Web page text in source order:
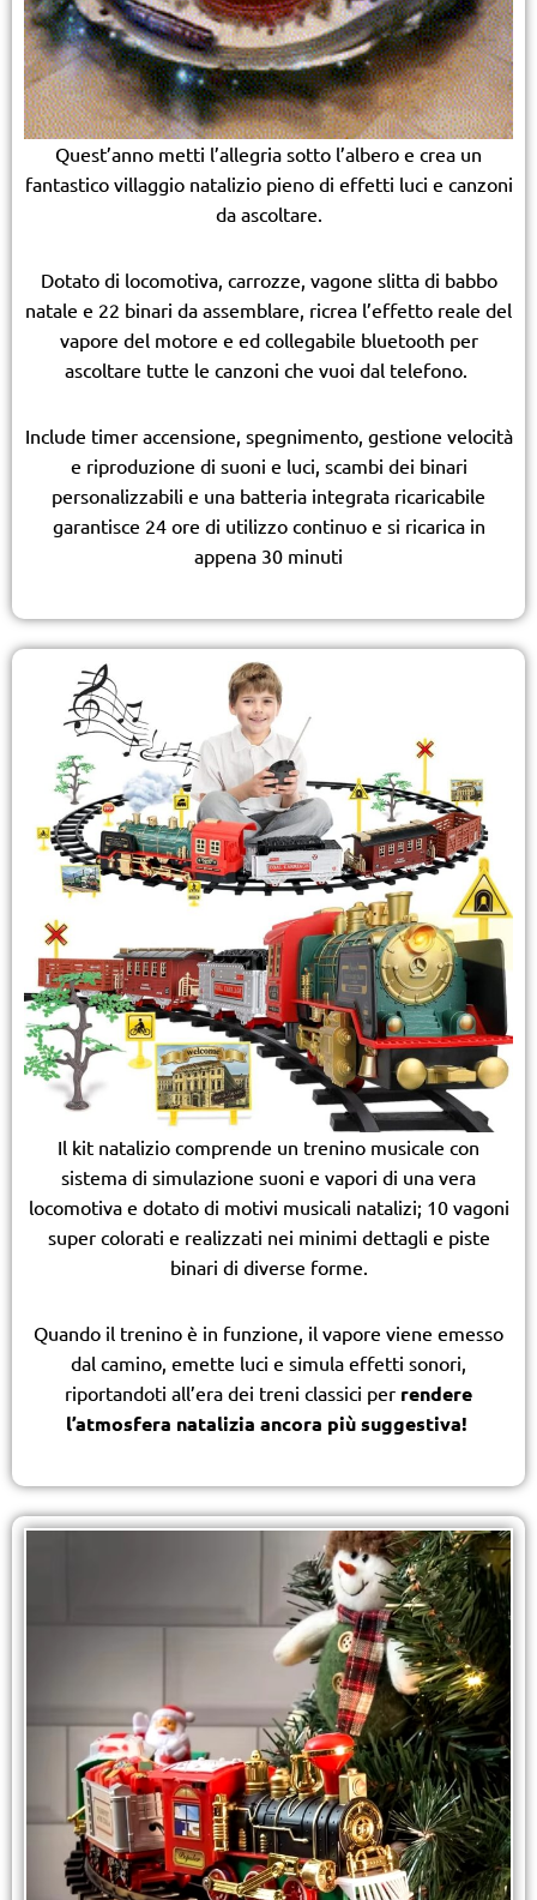
Quest’anno metti l’allegria sotto l’albero e crea un
fantastico villaggio natalizio pieno di effetti luci e canzoni
da ascoltare.
Dotato di locomotiva, carrozze, vagone slitta di babbo
natale e 22 binari da assemblare, ricrea l’effetto reale del
vapore del motore e ed collegabile bluetooth per
ascoltare tutte le canzoni che vuoi dal telefono.
Include timer accensione, spegnimento, gestione velocità
e riproduzione di suoni e luci, scambi dei binari
personalizzabili e una batteria integrata ricaricabile
garantisce 24 ore di utilizzo continuo e si ricarica in
appena 30 minuti
Il kit natalizio comprende un trenino musicale con
sistema di simulazione suoni e vapori di una vera
locomotiva e dotato di motivi musicali natalizi; 10 vagoni
super colorati e realizzati nei minimi dettagli e piste
binari di diverse forme.
Quando il trenino è in funzione, il vapore viene emesso
dal camino, emette luci e simula effetti sonori,
riportandoti all’era dei treni classici per rendere
l’atmosfera natalizia ancora più suggestiva!